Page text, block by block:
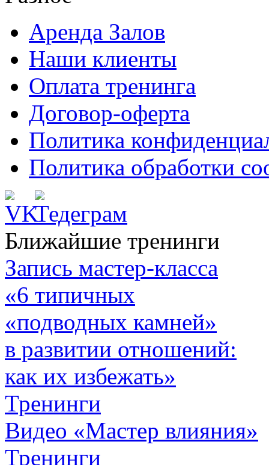
Аренда Залов
Наши клиенты
Оплата тренинга
Договор-оферта
Политика
Политика обработки
Ближайшие тренинги
Запись мастер-класса
«6 типичных
«подводных камней»
в развитии отношений:
как их избежать»
Тренинги
Видео «Мастер влияния»
Тренинги